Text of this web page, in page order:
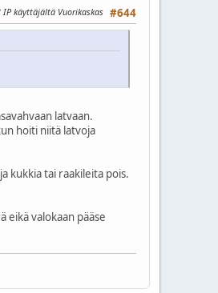
#644
käyttäjältä Vuorikaskas
latvaan.
hoiti niitä latvoja
kukkia tai raakileita pois.
eikä valokaan pääse